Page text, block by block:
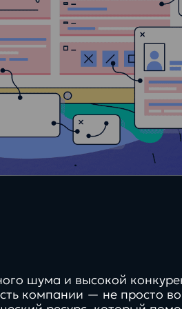
+ Госключ
Яндекс для бизнеса
сертифицированных
специалистов
Будущее
шума и высокой
компании — не просто